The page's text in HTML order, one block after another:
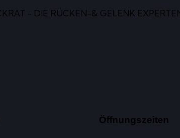
Öffnungszeiten